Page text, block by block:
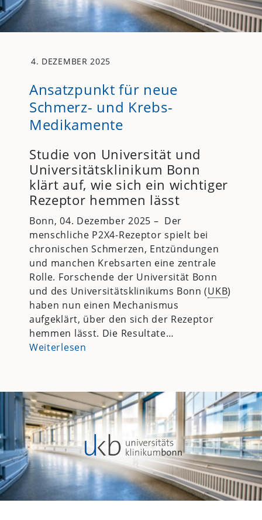
4. DEZEMBER 2025
Ansatzpunkt für neue
Schmerz- und Krebs-
Medikamente
Studie von Universität und
Universitätsklinikum Bonn
klärt auf, wie sich ein wichtiger
Rezeptor hemmen lässt
Bonn, 04. Dezember 2025 – Der
menschliche P2X4-Rezeptor spielt bei
chronischen Schmerzen, Entzündungen
und manchen Krebsarten eine zentrale
Rolle. Forschende der Universität Bonn
und des Universitätsklinikums Bonn (UKB)
haben nun einen Mechanismus
aufgeklärt, über den sich der Rezeptor
hemmen lässt. Die Resultate…
Weiterlesen